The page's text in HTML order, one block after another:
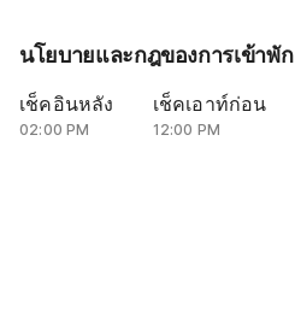
นโยบายและกฎของการเข้าพัก
เช็คอินหลัง
02:00 PM
เช็คเอาท์ก่อน
12:00 PM